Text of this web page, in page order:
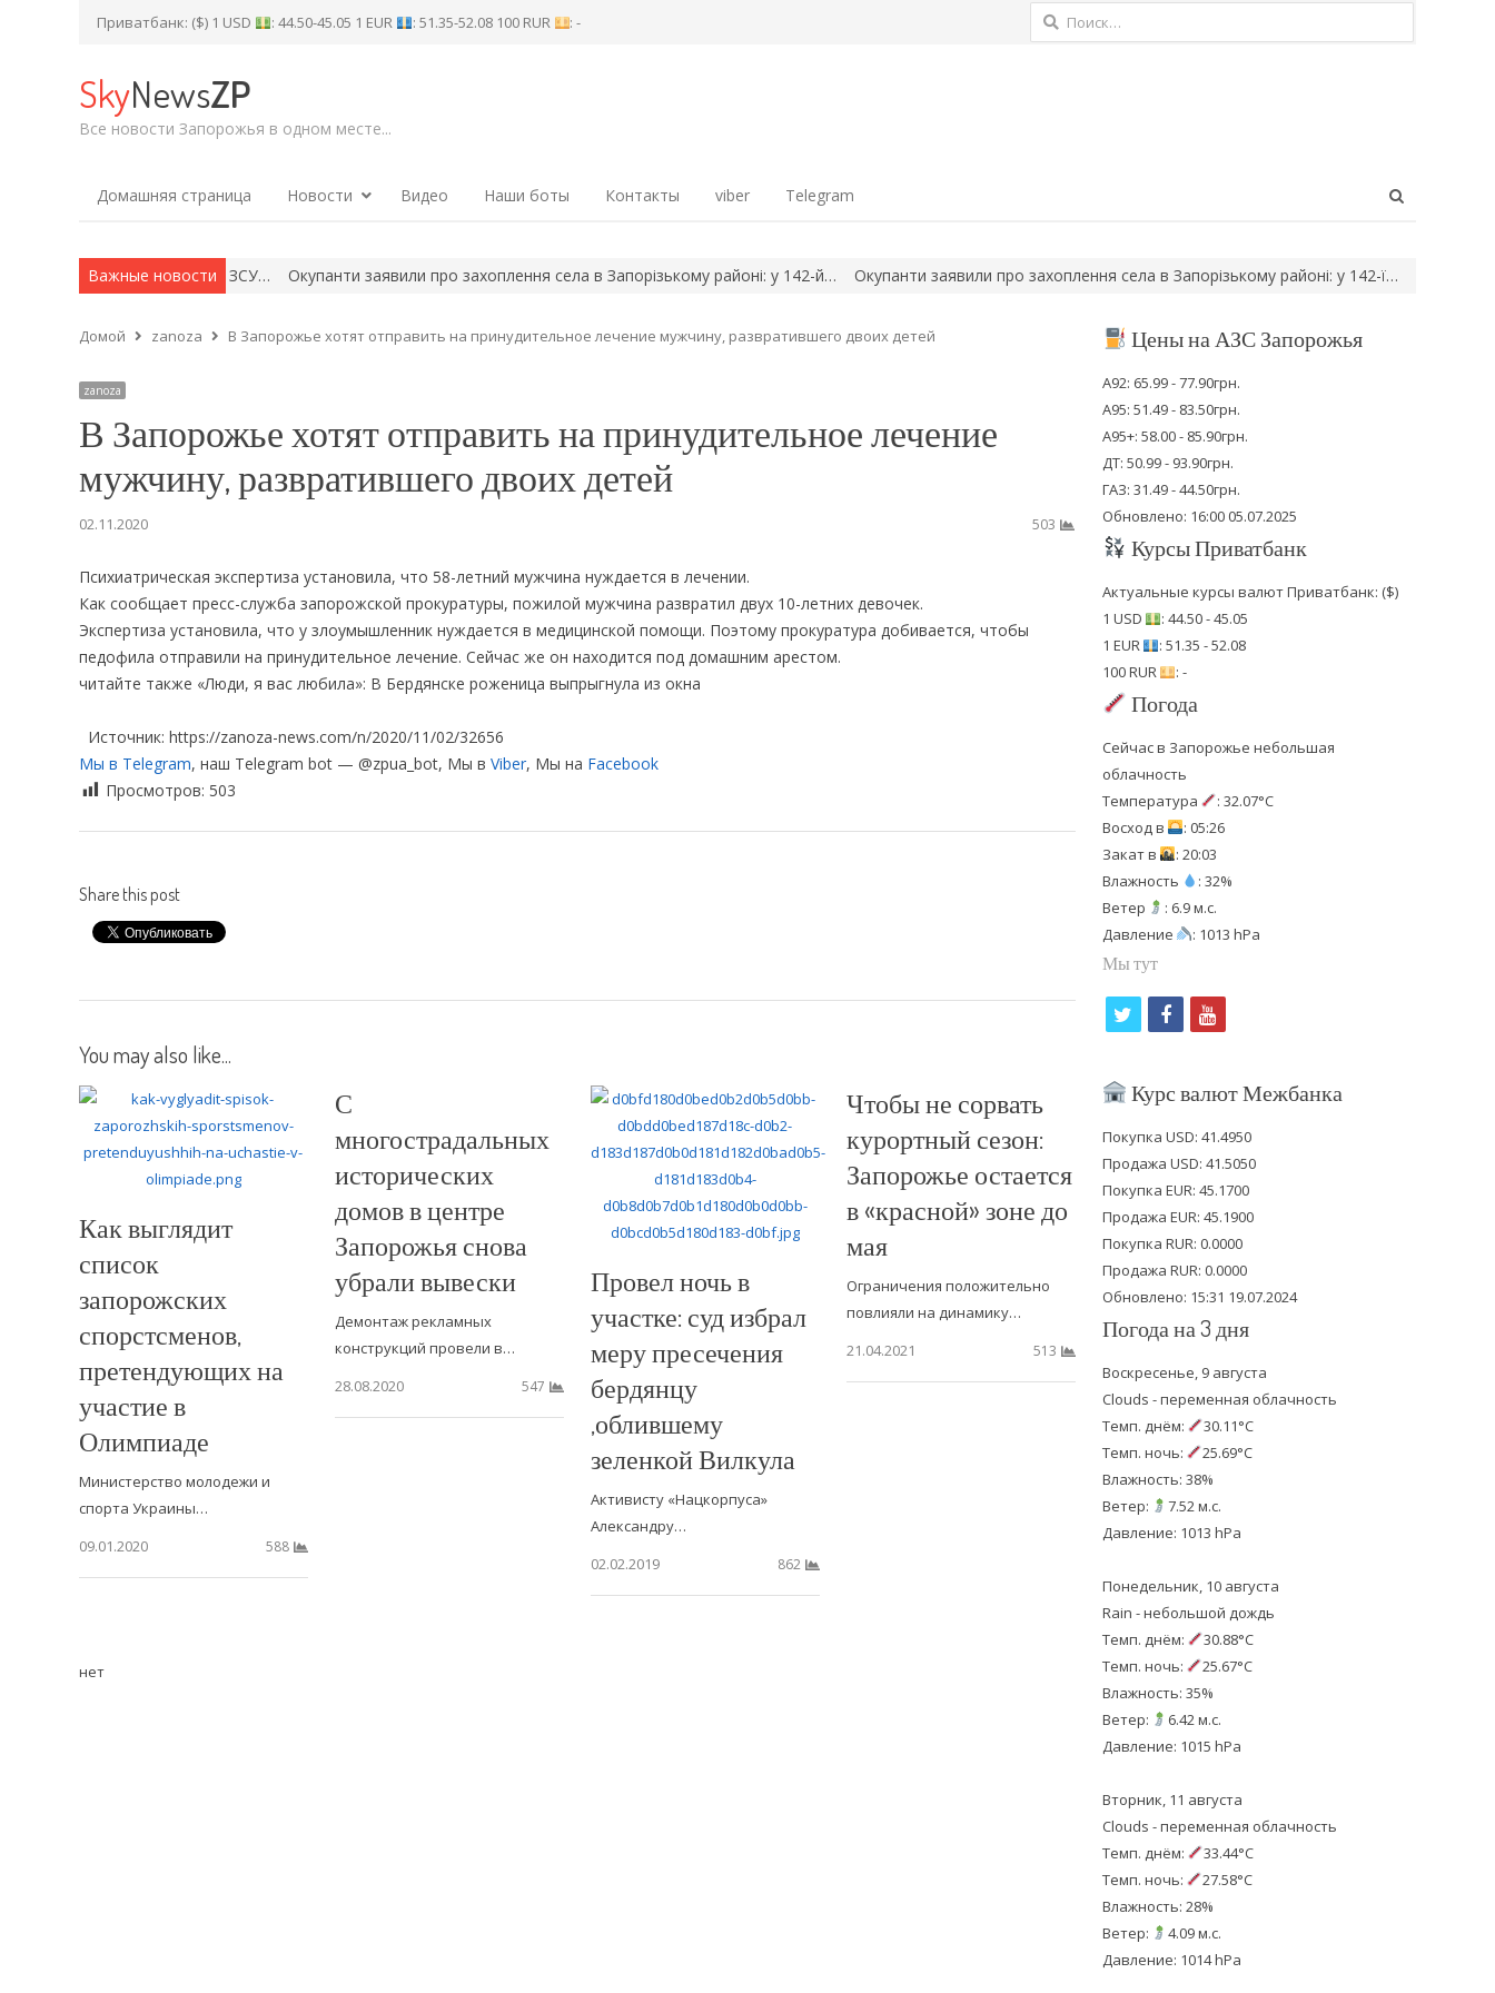
Приватбанк: ($) 1 USD : 44.50-45.05 1 EUR : 51.35-52.08 100 RUR : - Найти:
SkyNewsZP
Все новости Запорожья в одном месте...
Домашняя страница Новости Видео Наши боты Контакты viber Telegram
Важные новости
не мають успіху: ЗСУ… Окупанти заявили про захоплення села в Запорізькому районі: у 142-й… Окупанти заявили про захоплення села в Запорізькому районі: у 142-ї… У Хортицькому
Домой zanoza В Запорожье хотят отправить на принудительное лечение мужчину, развратившего двоих детей
zanoza
В Запорожье хотят отправить на принудительное лечение
мужчину, развратившего двоих детей
02.11.2020 503
Психиатрическая экспертиза установила, что 58-летний мужчина нуждается в лечении.
Как сообщает пресс-служба запорожской прокуратуры, пожилой мужчина развратил двух 10-летних девочек.
Экспертиза установила, что у злоумышленник нуждается в медицинской помощи. Поэтому прокуратура добивается, чтобы
педофила отправили на принудительное лечение. Сейчас же он находится под домашним арестом.
читайте также «Люди, я вас любила»: В Бердянске роженица выпрыгнула из окна
Источник: https://zanoza-news.com/n/2020/11/02/32656
Мы в Telegram, наш Telegram bot — @zpua_bot, Мы в Viber, Мы на Facebook
Просмотров: 503
Share this post
You may also like...
Как выглядит
список
запорожских
спорстсменов,
претендующих на
участие в
Олимпиаде
Министерство молодежи и
спорта Украины…
09.01.2020
588
С
многострадальных
исторических
домов в центре
Запорожья снова
убрали вывески
Демонтаж рекламных
конструкций провели в…
28.08.2020
547
Провел ночь в
участке: суд избрал
меру пресечения
бердянцу
,облившему
зеленкой Вилкула
Активисту «Нацкорпуса»
Александру…
02.02.2019
862
Чтобы не сорвать
курортный сезон:
Запорожье остается
в «красной» зоне до
мая
Ограничения положительно
повлияли на динамику…
21.04.2021
513
нет
Цены на АЗС Запорожья
А92: 65.99 - 77.90грн.
А95: 51.49 - 83.50грн.
А95+: 58.00 - 85.90грн.
ДТ: 50.99 - 93.90грн.
ГАЗ: 31.49 - 44.50грн.
Обновлено: 16:00 05.07.2025
Курсы Приватбанк
Актуальные курсы валют Приватбанк: ($)
1 USD
: 44.50 - 45.05
1 EUR
: 51.35 - 52.08
100 RUR
: -
Погода
Сейчас в Запорожье небольшая
облачность
Температура
: 32.07°C
Восход в
: 05:26
Закат в
: 20:03
Влажность
: 32%
Ветер
: 6.9 м.с.
Давление
: 1013 hPa
Мы тут
i
t
e
r
f
c
b
o
o
k
y
u
u
b
e
Курс валют Межбанка
Покупка USD: 41.4950
Продажа USD: 41.5050
Покупка EUR: 45.1700
Продажа EUR: 45.1900
Покупка RUR: 0.0000
Продажа RUR: 0.0000
Обновлено: 15:31 19.07.2024
Погода на 3 дня
Воскресенье, 9 августа
Clouds - переменная облачность
Темп. днём:
30.11°C
Темп. ночь:
25.69°C
Влажность: 38%
Ветер:
7.52 м.с.
Давление: 1013 hPa
Понедельник, 10 августа
Rain - небольшой дождь
Темп. днём:
30.88°C
Темп. ночь:
25.67°C
Влажность: 35%
Ветер:
6.42 м.с.
Давление: 1015 hPa
Вторник, 11 августа
Clouds - переменная облачность
Темп. днём:
33.44°C
Темп. ночь:
27.58°C
Влажность: 28%
Ветер:
4.09 м.с.
Давление: 1014 hPa